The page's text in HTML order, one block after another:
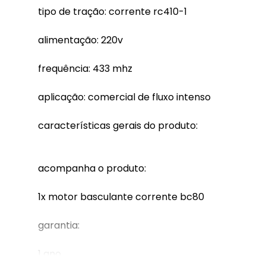
tipo de tração: corrente rc410-1
alimentação: 220v
frequência: 433 mhz
aplicação: comercial de fluxo intenso
características gerais do produto:
acompanha o produto:
1x motor basculante corrente bc80
garantia:
1 ano